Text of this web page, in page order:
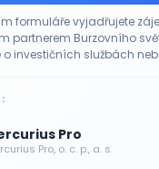
formuláře vyjadřujete
partnerem Burzovního
investičních službách
Pro
Pro, o. c. p., a. s.